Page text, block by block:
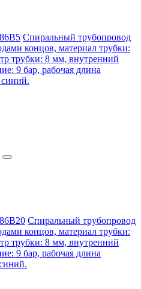
Спиральный трубопровод
концов, материал трубки:
трубки: 8 мм, внутренний
9 бар, рабочая длина
Спиральный трубопровод
концов, материал трубки:
трубки: 8 мм, внутренний
9 бар, рабочая длина